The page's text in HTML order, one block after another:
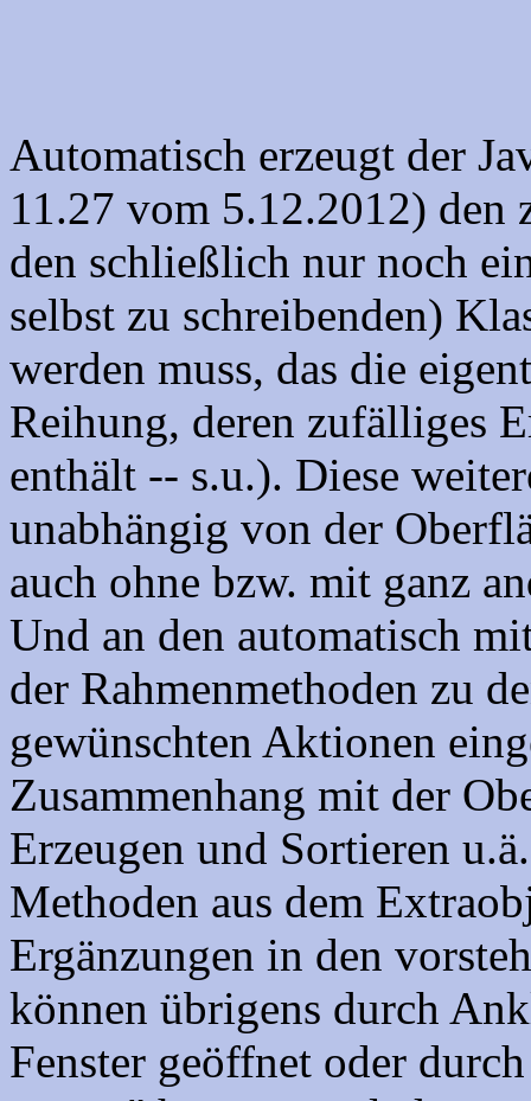
Automatisch erzeugt der
11.27 vom 5.12.2012) den
den schließlich nur noch
selbst zu schreibenden)
werden muss, das die
Reihung, deren zufälliges
enthält -- s.u.). Diese
unabhängig von der
auch ohne bzw. mit ganz
Und an den automatisch
der Rahmenmethoden zu
gewünschten Aktionen
Zusammenhang mit der
Erzeugen und Sortieren
Methoden aus dem
Ergänzungen in den
können übrigens durch
Fenster geöffnet oder